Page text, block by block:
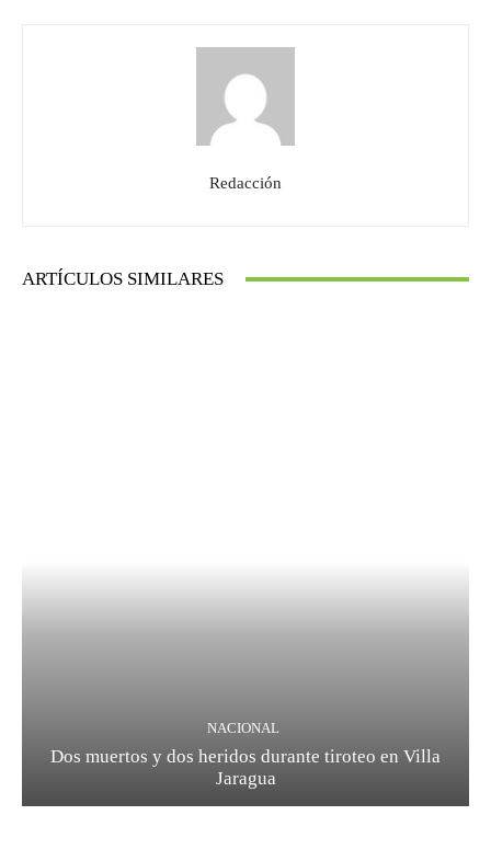
Redacción
ARTÍCULOS SIMILARES
NACIONAL
Dos muertos y dos heridos durante tiroteo en Villa
Jaragua